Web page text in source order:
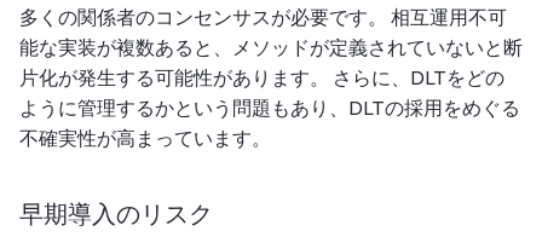
多くの関係者のコンセンサスが必要です。 相互運用不可
能な実装が複数あると、メソッドが定義されていないと断
片化が発生する可能性があります。 さらに、DLTをどの
ように管理するかという問題もあり、DLTの採用をめぐる
不確実性が高まっています。
早期導入のリスク